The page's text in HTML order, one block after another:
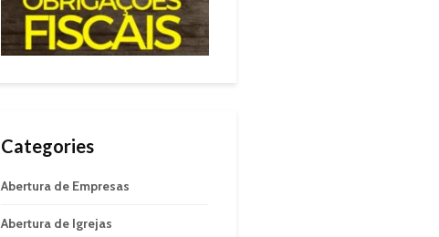
Categories
Abertura de Empresas
Abertura de Igrejas